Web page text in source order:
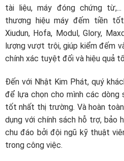
tài liệu, máy đóng chứng
thương hiệu máy đếm tiền
Xiudun, Hofa, Modul, Glory,
lượng vượt trội, giúp kiểm đếm
chính xác tuyệt đối và hiệu quả
Đến với Nhật Kim Phát, quý
để lựa chọn cho mình các dòng
tốt nhất thị trường. Và hoàn
dụng với chính sách hỗ trợ, bảo
chu đáo bởi đội ngũ kỹ thuật
trong công việc.